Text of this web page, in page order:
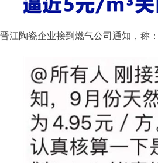
江陶瓷企业接到燃气公司通知，称